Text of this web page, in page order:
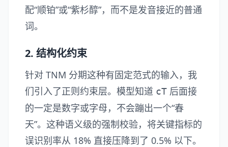
配“顺铂”或“紫杉醇”，而不是发音接近的普通
词。
2. 结构化约束
针对 TNM 分期这种有固定范式的输入，我
们引入了正则约束层。模型知道 cT 后面接
的一定是数字或字母，不会蹦出一个“春
天”。这种语义级的强制校验，将关键指标的
误识别率从 18% 直接压降到了 0.5% 以下。